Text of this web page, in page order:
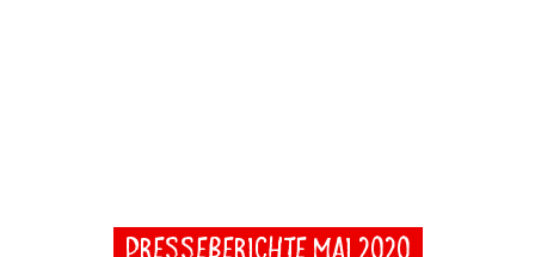
Presseberichte Mai 2020